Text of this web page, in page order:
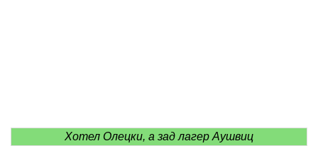
Хотел Олецки, а зад лагер Аушвиц